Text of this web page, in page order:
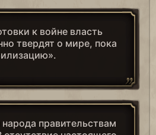
к войне власть
твердят о мире, пока
правительствам